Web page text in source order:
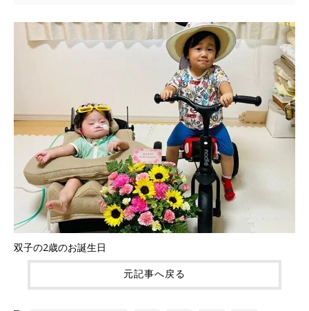
双子の2歳のお誕生日
元記事へ戻る